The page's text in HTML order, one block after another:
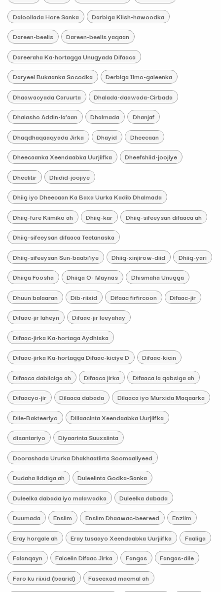
Daloollada Hore Sanka Darbiga Kiish-hawoodka
Dareen-beelis Dareen-beelis yaqaan
Dareeraha Ka-hortagga Unugyada Difaaca
Daryeel Bukaanka Socodka Derbiga Ilmo-galeenka
Dhaawacyada Caruurta Dhalada-daawada-Cirbada
Dhalasho Addin-la’aan Dhalmada Dhanjaf
Dhaqdhaqaaqyada Jirka Dhayid Dheecaan
Dheecaanka Xeendaabka Uurjiifka Dheefshiid-joojiye
Dheelitir Dhidid-joojiye
Dhiig iyo Dheecaan Ka Baxa Uurka Kadib Dhalmada
Dhiig-fure Kiimiko ah Dhiig-kar Dhiig-sifeeysan difaaca ah
Dhiig-sifeeysan difaaca Teetanaska
Dhiig-sifeeysan Sun-baabi’iye Dhiig-xinjirow-diid Dhiig-yari
Dhiiga Foosha Dhiiga O- Maynas Dhismaha Unugga
Dhuun balaaran Dib-riixid Difaac firfircoon Difaac-jir
Difaac-jir laheyn Difaac-jir leeyahay
Difaac-jirka Ka-hortaga Aydhiska
Difaac-jirka Ka-hortagga Difaac-kiciye D Difaac-kicin
Difaaca dabiiciga ah Difaaca jirka Difaaca la qabsiga ah
Difaacyo-jir Dilaaca dabada Dilaaca iyo Murxida Maqaarka
Dile-Bakteeriyo Dillaacinta Xeendaabka Uurjiifka
disantariyo Diyaarinta Suuxsiinta
Doorashada Ururka Dhakhaatiirta Soomaaliyeed
Dudaha liddiga ah Duleelinta Godka-Sanka
Duleelka dabada iyo malawadka Duleelka dabada
Duumada Ensiim Ensiim Dhaawac-beereed Enziim
Eray horgale ah Eray tusaayo Xeendaabka Uurjiifka Faaliga
Falanqayn Falcelin Difaac Jirka Fangas Fangas-dile
Faro ku riixid (baarid) Faseexad macmal ah